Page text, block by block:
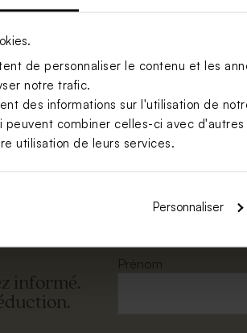
de personnaliser le contenu et les
notre trafic.
des informations sur l'utilisation de
combiner celles-ci avec
utilisation de leurs services.
Personnaliser
rectangle rose nude
informé.
Prénom